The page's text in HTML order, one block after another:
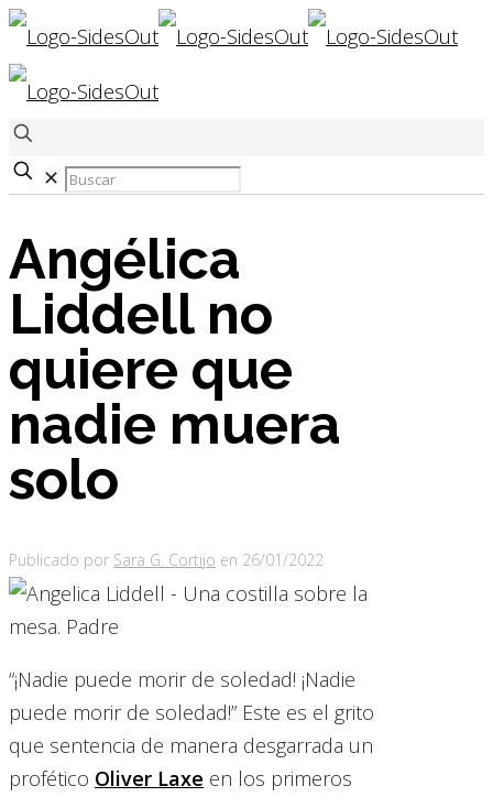
✕
Angélica
Liddell no
quiere que
nadie muera
solo
Publicado por Sara G. Cortijo en 26/01/2022
“¡Nadie puede morir de soledad! ¡Nadie
puede morir de soledad!” Este es el grito
que sentencia de manera desgarrada un
profético Oliver Laxe en los primeros